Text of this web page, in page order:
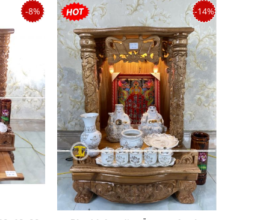
-8% -14%